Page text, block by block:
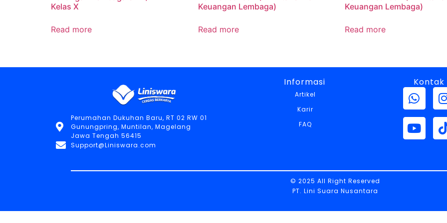
Kelas X
Read more
Keuangan Lembaga)
Read more
Keuangan Lembaga)
Read more
Perumahan Dukuhan Baru, RT 02 RW 01
Gunungpring, Muntilan, Magelang
Jawa Tengah 56415
Support@Liniswara.com
Informasi
Artikel
Karir
FAQ
Kontak
© 2025 All Right Reserved
PT. Lini Suara Nusantara